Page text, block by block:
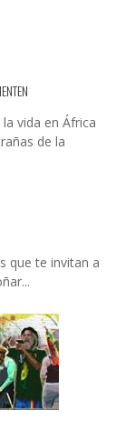
vida en África
de la
que te invitan a